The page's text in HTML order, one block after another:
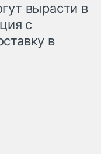
вырасти в
с
в